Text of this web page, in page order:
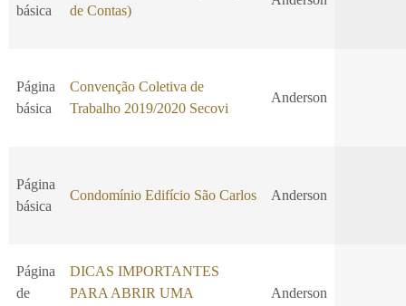
básica
de Contas)
Página
básica
Convenção Coletiva de
Trabalho 2019/2020 Secovi
Anderson
Página
básica
Condomínio Edifício São Carlos Anderson
Página
de
DICAS IMPORTANTES
PARA ABRIR UMA
Anderson